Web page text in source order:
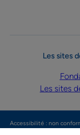
Les sites
Les sites
Accessibilité : non